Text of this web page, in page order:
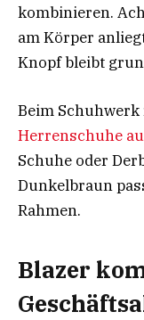
kombinieren.
am Körper
Knopf bleibt
Beim
Herrenschuhe
Schuhe oder
Dunkelbraun
Rahmen.
Blazer